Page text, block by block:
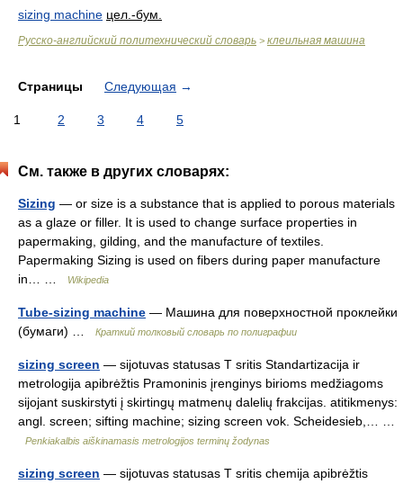
sizing machine цел.-бум.
Русско-английский политехнический словарь > клеильная машина
Страницы Следующая →
1 2 3 4 5
См. также в других словарях:
Sizing — or size is a substance that is applied to porous materials
as a glaze or filler. It is used to change surface properties in
papermaking, gilding, and the manufacture of textiles.
Papermaking Sizing is used on fibers during paper manufacture
in… …
Wikipedia
Tube-sizing machine — Машина для поверхностной проклейки
(бумаги) …
Краткий толковый словарь по полиграфии
sizing screen — sijotuvas statusas T sritis Standartizacija ir
metrologija apibrėžtis Pramoninis įrenginys birioms medžiagoms
sijojant suskirstyti į skirtingų matmenų dalelių frakcijas. atitikmenys:
angl. screen; sifting machine; sizing screen vok. Scheidesieb,… …
Penkiakalbis aiškinamasis metrologijos terminų žodynas
sizing screen — sijotuvas statusas T sritis chemija apibrėžtis